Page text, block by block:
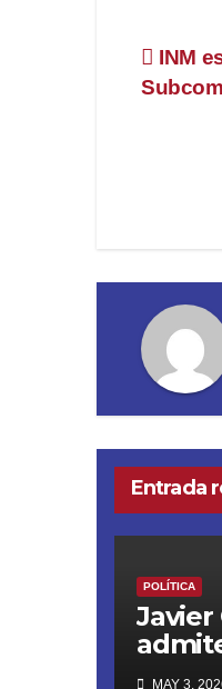
INM
Entrada
POLÍTICA
Javier
MAY 3,